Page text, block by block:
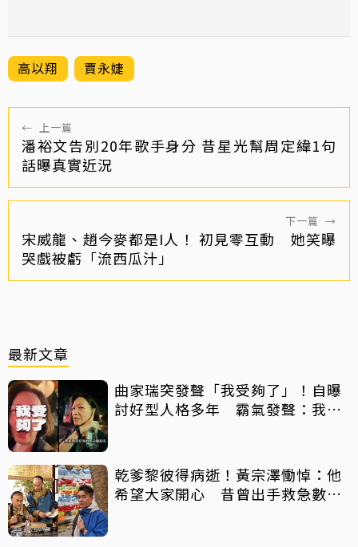
高以翔 賈永婕
← 上一篇
潘裕文告別20年歌手身分 昔星光幫周定緯1句
話曝真實近況
下一篇 →
宋威龍、趙今麥都是I人！ 初見零互動 她笑曝
哭戲被虧「流西瓜汁」
最新文章
曲家瑞突發聲「我受夠了」！自曝
討好型人格多年 霸氣發聲：我也
乾爹黎彼得病逝！黃宗澤慟悼：他
希望大家開心 昔曾出手救急數十